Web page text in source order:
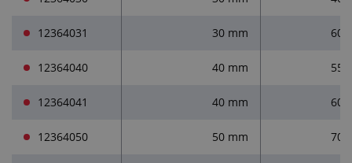
12364031 30 mm 60
12364040 40 mm 55
12364041 40 mm 60
12364050 50 mm 70